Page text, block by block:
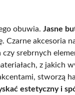
obuwia. Jasne
Czarne akcesoria
srebrnych
z jakich
stworzą
estetyczny i